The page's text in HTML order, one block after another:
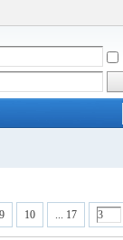
9 10 ... 17